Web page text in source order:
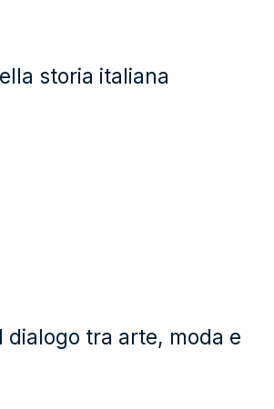
storia italiana
dialogo tra arte, moda e